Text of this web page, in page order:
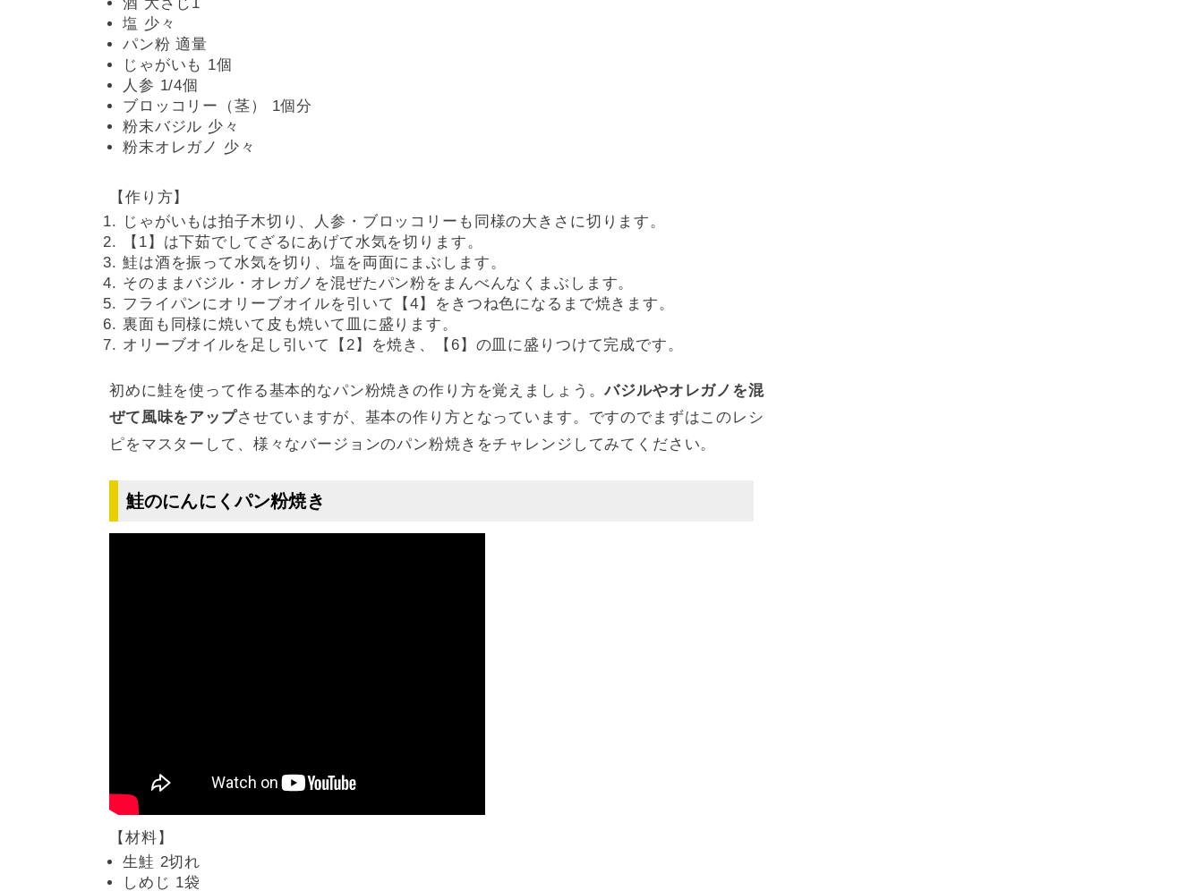
塩 少々
パン粉 適量
じゃがいも 1個
人参 1/4個
ブロッコリー（茎） 1個分
粉末バジル 少々
粉末オレガノ 少々
【作り方】
じゃがいもは拍子木切り、人参・ブロッコリーも同様の大きさに切ります。
【1】は下茹でしてざるにあげて水気を切ります。
鮭は酒を振って水気を切り、塩を両面にまぶします。
そのままバジル・オレガノを混ぜたパン粉をまんべんなくまぶします。
フライパンにオリーブオイルを引いて【4】をきつね色になるまで焼きます。
裏面も同様に焼いて皮も焼いて皿に盛ります。
オリーブオイルを足し引いて【2】を焼き、【6】の皿に盛りつけて完成です。
初めに鮭を使って作る基本的なパン粉焼きの作り方を覚えましょう。バジルやオレガノを混
ぜて風味をアップさせていますが、基本の作り方となっています。ですのでまずはこのレシ
ピをマスターして、様々なバージョンのパン粉焼きをチャレンジしてみてください。
鮭のにんにくパン粉焼き
【材料】
生鮭 2切れ
しめじ 1袋